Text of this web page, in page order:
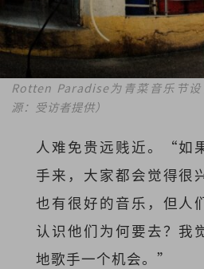
Rotten Paradise为青菜音乐节
源：受访者提供）
人难免贵远贱近。“如
手来，大家都会觉得很
也有很好的音乐，但人
认识他们为何要去？我
地歌手一个机会。”